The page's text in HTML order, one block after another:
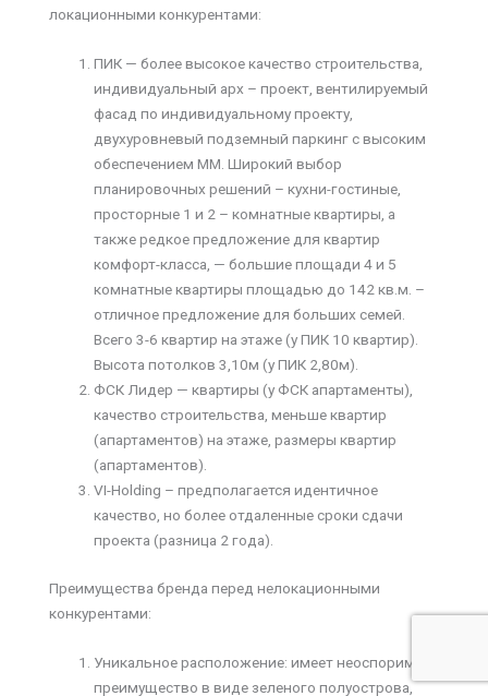
локационными конкурентами:
ПИК — более высокое качество строительства,
индивидуальный арх – проект, вентилируемый
фасад по индивидуальному проекту,
двухуровневый подземный паркинг с высоким
обеспечением ММ. Широкий выбор
планировочных решений – кухни-гостиные,
просторные 1 и 2 – комнатные квартиры, а
также редкое предложение для квартир
комфорт-класса, — большие площади 4 и 5
комнатные квартиры площадью до 142 кв.м. –
отличное предложение для больших семей.
Всего 3-6 квартир на этаже (у ПИК 10 квартир).
Высота потолков 3,10м (у ПИК 2,80м).
ФСК Лидер — квартиры (у ФСК апартаменты),
качество строительства, меньше квартир
(апартаментов) на этаже, размеры квартир
(апартаментов).
VI-Holding – предполагается идентичное
качество, но более отдаленные сроки сдачи
проекта (разница 2 года).
Преимущества бренда перед нелокационными
конкурентами:
Уникальное расположение: имеет неоспоримое
преимущество в виде зеленого полуострова,